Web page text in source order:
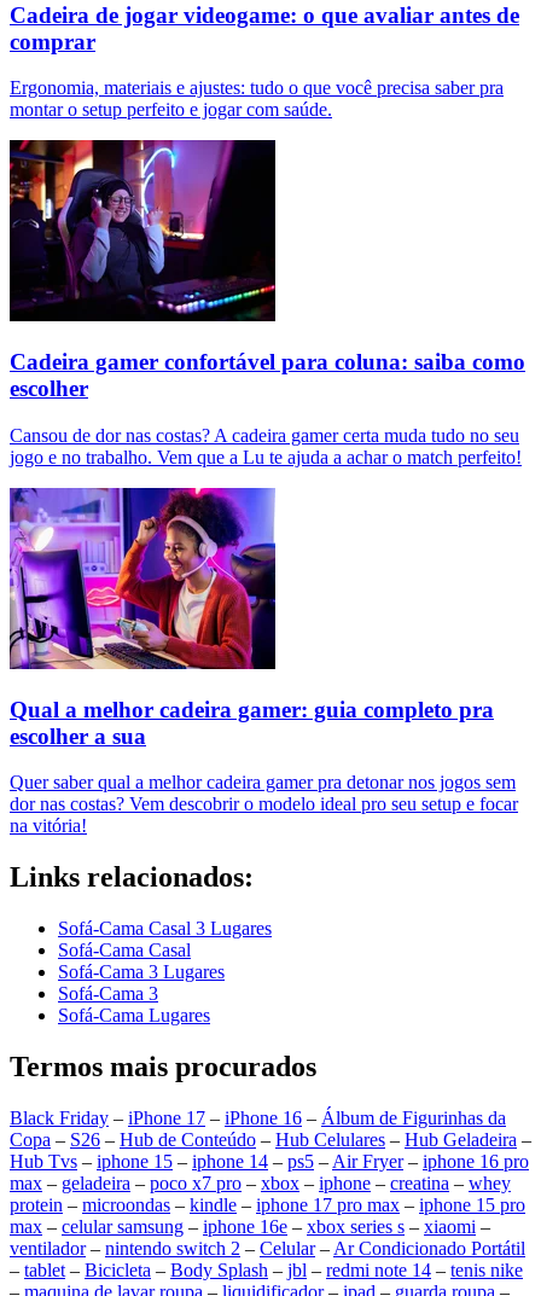
Cadeira de jogar videogame: o que avaliar antes de
comprar
Ergonomia, materiais e ajustes: tudo o que você precisa saber pra
montar o setup perfeito e jogar com saúde.
Cadeira gamer confortável para coluna: saiba como
escolher
Cansou de dor nas costas? A cadeira gamer certa muda tudo no seu
jogo e no trabalho. Vem que a Lu te ajuda a achar o match perfeito!
Qual a melhor cadeira gamer: guia completo pra
escolher a sua
Quer saber qual a melhor cadeira gamer pra detonar nos jogos sem
dor nas costas? Vem descobrir o modelo ideal pro seu setup e focar
na vitória!
Links relacionados:
Sofá-Cama Casal 3 Lugares
Sofá-Cama Casal
Sofá-Cama 3 Lugares
Sofá-Cama 3
Sofá-Cama Lugares
Termos mais procurados
Black Friday – iPhone 17 – iPhone 16 – Álbum de Figurinhas da
Copa – S26 – Hub de Conteúdo – Hub Celulares – Hub Geladeira –
Hub Tvs – iphone 15 – iphone 14 – ps5 – Air Fryer– iphone 16 pro
max – geladeira – poco x7 pro – xbox – iphone – creatina – whey
protein – microondas – kindle – iphone 17 pro max – iphone 15 pro
max – celular samsung – iphone 16e – xbox series s – xiaomi –
ventilador– nintendo switch 2 – Celular– Ar Condicionado Portátil
– tablet – Bicicleta – Body Splash – jbl – redmi note 14 – tenis nike
– maquina de lavar roupa – liquidificador– ipad – guarda roupa –